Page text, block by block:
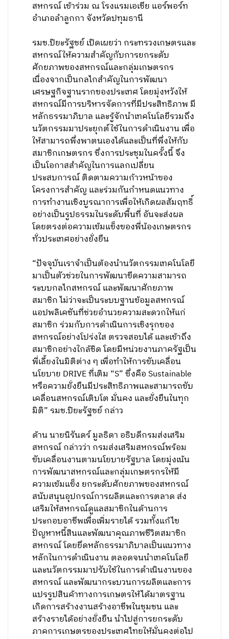
สหกรณ์ เข้าร่วม ณ โรงแรมเอเชีย แอร์พอร์ท
อำเภอลำลูกกา จังหวัดปทุมธานี
รมช.ปิยะรัฐชย์ เปิดเผยว่า กระทรวงเกษตรและ
สหกรณ์ให้ความสำคัญกับการยกระดับ
ศักยภาพของสหกรณ์และกลุ่มเกษตรกร
เนื่องจากเป็นกลไกสำคัญในการพัฒนา
เศรษฐกิจฐานรากของประเทศ โดยมุ่งหวังให้
สหกรณ์มีการบริหารจัดการที่มีประสิทธิภาพ มี
หลักธรรมาภิบาล และรู้จักนำเทคโนโลยีรวมถึง
นวัตกรรมมาประยุกต์ใช้ในการดำเนินงาน เพื่อ
ให้สามารถพึ่งพาตนเองได้และเป็นที่พึ่งให้กับ
สมาชิกเกษตรกร ซึ่งการประชุมในครั้งนี้ จึง
เป็นโอกาสสำคัญในการแลกเปลี่ยน
ประสบการณ์ ติดตามความก้าวหน้าของ
โครงการสำคัญ และร่วมกันกำหนดแนวทาง
การทำงานเชิงบูรณาการเพื่อให้เกิดผลสัมฤทธิ์
อย่างเป็นรูปธรรมในระดับพื้นที่ อันจะส่งผล
โดยตรงต่อความเข้มแข็งของพี่น้องเกษตรกร
ทั่วประเทศอย่างยั่งยืน
“ปัจจุบันเราจำเป็นต้องนำนวัตกรรมเทคโนโลยี
มาเป็นตัวช่วยในการพัฒนาขีดความสามารถ
ระบบกลไกสหกรณ์ และพัฒนาศักยภาพ
สมาชิก ไม่ว่าจะเป็นระบบฐานข้อมูลสหกรณ์
แอปพลิเคชันที่ช่วยอำนวยความสะดวกให้แก่
สมาชิก ร่วมกับการดำเนินการเชิงรุกของ
สหกรณ์อย่างโปร่งใส ตรวจสอบได้ และเข้าถึง
สมาชิกอย่างใกล้ชิด โดยมีหน่วยงานภาครัฐเป็น
พี่เลี้ยงในมิติต่าง ๆ เพื่อทำให้การขับเคลื่อน
นโยบาย DRIVE ที่เติม “S” ซึ่งคือ Sustainable
หรือความยั่งยืนมีประสิทธิภาพและสามารถขับ
เคลื่อนสหกรณ์เติบโต มั่นคง และยั่งยืนในทุก
มิติ” รมช.ปิยะรัฐชย์ กล่าว
ด้าน นายนิรันดร์ มูลธิดา อธิบดีกรมส่งเสริม
สหกรณ์ กล่าวว่า กรมส่งเสริมสหกรณ์พร้อม
ขับเคลื่อนงานตามนโยบายรัฐบาล โดยมุ่งเน้น
การพัฒนาสหกรณ์และกลุ่มเกษตรกรให้มี
ความเข้มแข็ง ยกระดับศักยภาพของสหกรณ์
สนับสนุนอุปกรณ์การผลิตและการตลาด ส่ง
เสริมให้สหกรณ์ดูแลสมาชิกในด้านการ
ประกอบอาชีพเพื่อเพิ่มรายได้ รวมทั้งแก้ไข
ปัญหาหนี้สินและพัฒนาคุณภาพชีวิตสมาชิก
สหกรณ์ โดยยึดหลักธรรมาภิบาลเป็นแนวทาง
หลักในการดำเนินงาน ตลอดจนนำเทคโนโลยี
และนวัตกรรมมาปรับใช้ในการดำเนินงานของ
สหกรณ์ และพัฒนากระบวนการผลิตและการ
แปรรูปสินค้าทางการเกษตรให้ได้มาตรฐาน
เกิดการสร้างงานสร้างอาชีพในชุมชน และ
สร้างรายได้อย่างยั่งยืน นำไปสู่การยกระดับ
ภาคการเกษตรของประเทศไทยให้มั่นคงต่อไป